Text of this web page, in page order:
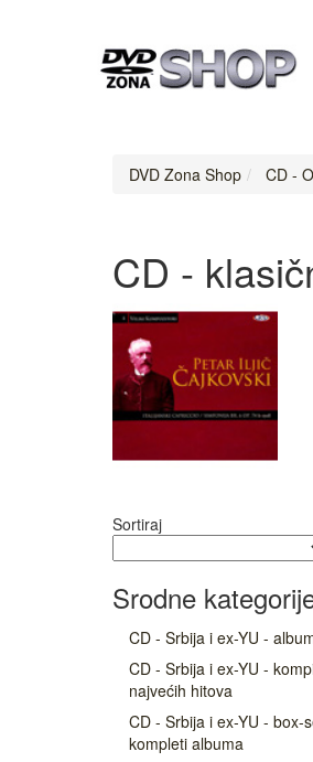
DVD Zona Shop CD -
CD -
Sortiraj
Srodne
CD - Srbija i ex-YU -
CD - Srbija i ex-YU -
najvećih hitova
CD - Srbija i ex-YU - box-
kompleti albuma